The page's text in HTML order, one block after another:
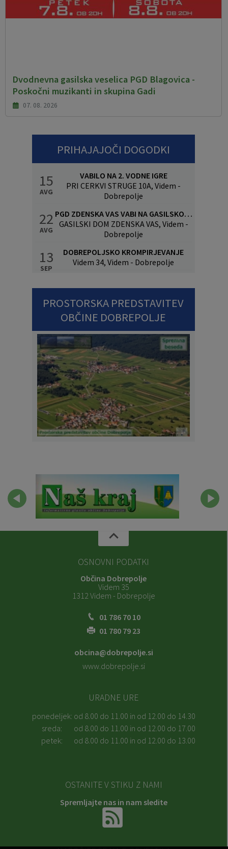
Dvodnevna gasilska veselica PGD Blagovica -
Poskočni muzikanti in skupina Gadi
07. 08. 2026
PRIHAJAJOČI DOGODKI
15
AVG
VABILO NA 2. VODNE IGRE
PRI CERKVI STRUGE 10A, Videm -
Dobrepolje
22
AVG
PGD ZDENSKA VAS VABI NA GASILSKO VESELICO S SKUPINO CALYPSO
GASILSKI DOM ZDENSKA VAS, Videm -
Dobrepolje
13
SEP
DOBREPOLJSKO KROMPIRJEVANJE
Videm 34, Videm - Dobrepolje
PROSTORSKA PREDSTAVITEV
OBČINE DOBREPOLJE
OSNOVNI PODATKI
Občina Dobrepolje
Videm 35
1312 Videm - Dobrepolje
01 786 70 10
01 780 79 23
obcina@dobrepolje.si
www.dobrepolje.si
URADNE URE
ponedeljek: od 8.00 do 11.00 in od 12.00 do 14.30
sreda:
od 8.00 do 11.00 in od 12.00 do 17.00
petek:
od 8.00 do 11.00 in od 12.00 do 13.00
OSTANITE V STIKU Z NAMI
Spremljajte nas in nam sledite